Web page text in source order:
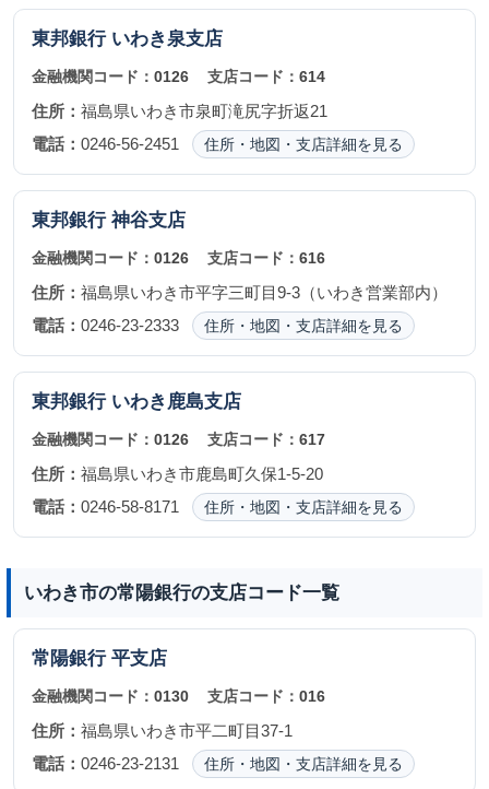
東邦銀行 いわき泉支店
金融機関コード： 0126 支店コード：614
住所： 福島県いわき市泉町滝尻字折返21
電話： 0246-56-2451 住所・地図・支店詳細を見る
東邦銀行 神谷支店
金融機関コード： 0126 支店コード：616
住所： 福島県いわき市平字三町目9-3（いわき営業部内）
電話： 0246-23-2333 住所・地図・支店詳細を見る
東邦銀行 いわき鹿島支店
金融機関コード： 0126 支店コード：617
住所： 福島県いわき市鹿島町久保1-5-20
電話： 0246-58-8171 住所・地図・支店詳細を見る
いわき市の常陽銀行の支店コード一覧
常陽銀行 平支店
金融機関コード： 0130 支店コード：016
住所： 福島県いわき市平二町目37-1
電話： 0246-23-2131 住所・地図・支店詳細を見る